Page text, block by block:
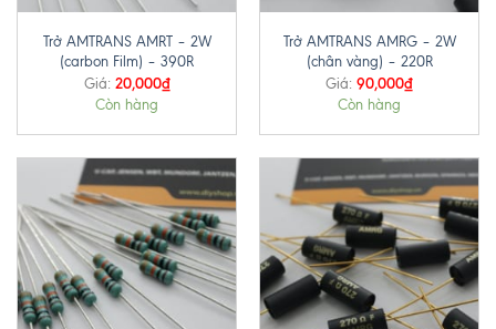
Trở AMTRANS AMRT – 2W
(carbon Film) – 390R
Giá: 20,000₫
Còn hàng
Trở AMTRANS AMRG – 2W
(chân vàng) – 220R
Giá: 90,000₫
Còn hàng